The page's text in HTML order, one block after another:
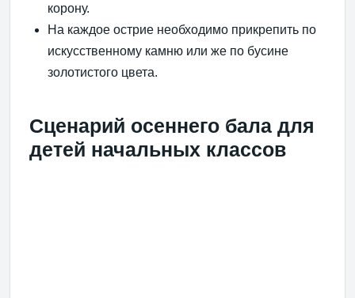
корону.
На каждое острие необходимо прикрепить по
искусственному камню или же по бусине
золотистого цвета.
Сценарий осеннего бала для
детей начальных классов